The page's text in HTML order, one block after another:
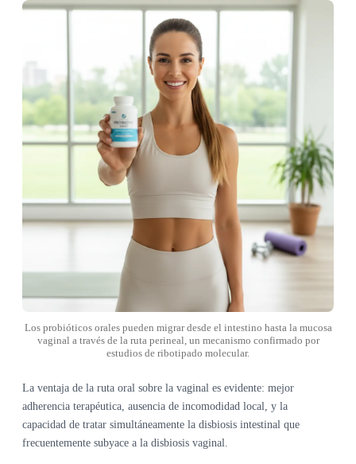
Los probióticos orales pueden migrar desde el intestino hasta la mucosa
vaginal a través de la ruta perineal, un mecanismo confirmado por
estudios de ribotipado molecular.
La ventaja de la ruta oral sobre la vaginal es evidente: mejor
adherencia terapéutica, ausencia de incomodidad local, y la
capacidad de tratar simultáneamente la disbiosis intestinal que
frecuentemente subyace a la disbiosis vaginal.